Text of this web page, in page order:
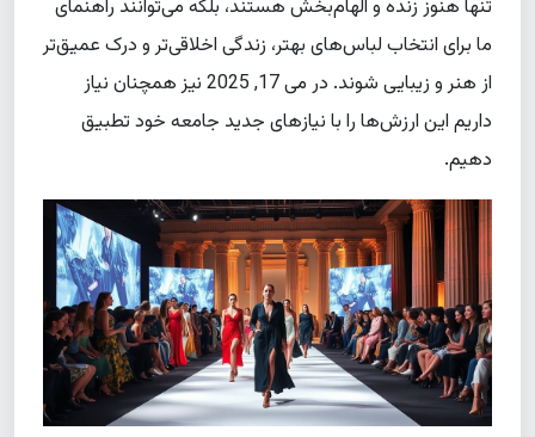
تنها هنوز زنده و الهام‌بخش هستند، بلکه می‌توانند راهنمای
ما برای انتخاب لباس‌های بهتر، زندگی اخلاقی‌تر و درک عمیق‌تر
از هنر و زیبایی شوند. در می 17, 2025 نیز همچنان نیاز
داریم این ارزش‌ها را با نیازهای جدید جامعه خود تطبیق
دهیم.